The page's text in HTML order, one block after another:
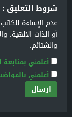
شروط التعليق :
عدم الإساءة
أو الذات الالهية.
والشتائم.
أعلمني بمتابعة
أعلمني